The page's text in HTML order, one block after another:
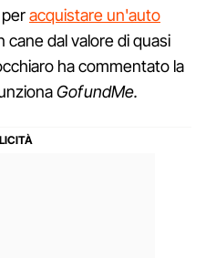
acquistare un'auto
cane dal valore di quasi
ha commentato la
GofundMe.